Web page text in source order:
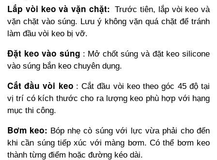
Lắp vòi keo và vặn chặt: Trước tiên, lắp vòi keo và
vặn chặt vào súng. Lưu ý không vặn quá chặt để tránh
làm đầu vòi keo bị vỡ.
Đặt keo vào súng : Mở chốt súng và đặt keo silicone
vào súng bắn keo chuyên dụng.
Cắt đầu vòi keo : Cắt đầu vòi keo theo góc 45 độ tại
vị trí có kích thước cho ra lượng keo phù hợp với hạng
mục thi công.
Bơm keo: Bóp nhẹ cò súng với lực vừa phải cho đến
khi cần súng tiếp xúc với màng bơm. Có thể bơm keo
thành từng điểm hoặc đường kéo dài.